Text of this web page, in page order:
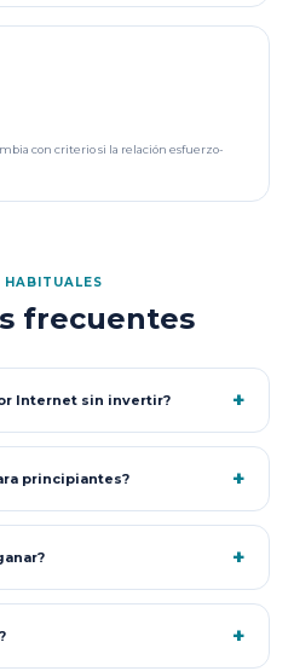
con criterio si la relación esfuerzo-
HABITUALES
frecuentes
Internet sin invertir? +
principiantes? +
+
+